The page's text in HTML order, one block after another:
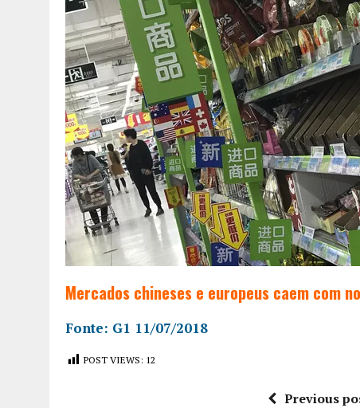
Mercados chineses e europeus caem com
Fonte: G1 11/07/2018
POST VIEWS: 12
Previous